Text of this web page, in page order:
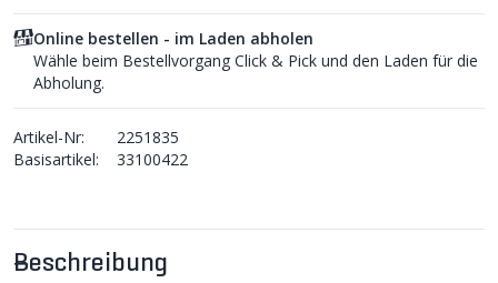
Beschreibung
Online bestellen - im Laden abholen
Wähle beim Bestellvorgang Click & Pick und den Laden für die
Abholung.
Artikel-Nr:
2251835
Basisartikel:
33100422